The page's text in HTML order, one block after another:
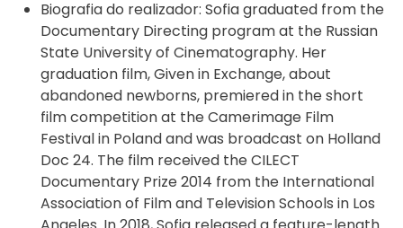
Biografia do realizador: Sofia graduated from the
Documentary Directing program at the Russian
State University of Cinematography. Her
graduation film, Given in Exchange, about
abandoned newborns, premiered in the short
film competition at the Camerimage Film
Festival in Poland and was broadcast on Holland
Doc 24. The film received the CILECT
Documentary Prize 2014 from the International
Association of Film and Television Schools in Los